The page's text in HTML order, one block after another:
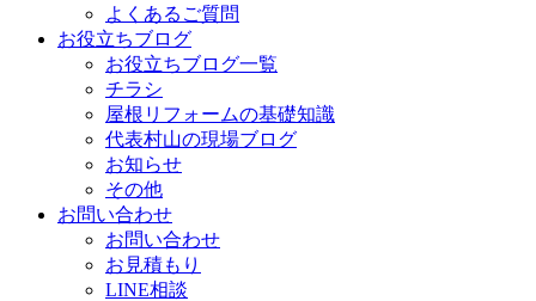
よくあるご質問
お役立ちブログ
お役立ちブログ一覧
チラシ
屋根リフォームの基礎知識
代表村山の現場ブログ
お知らせ
その他
お問い合わせ
お問い合わせ
お見積もり
LINE相談